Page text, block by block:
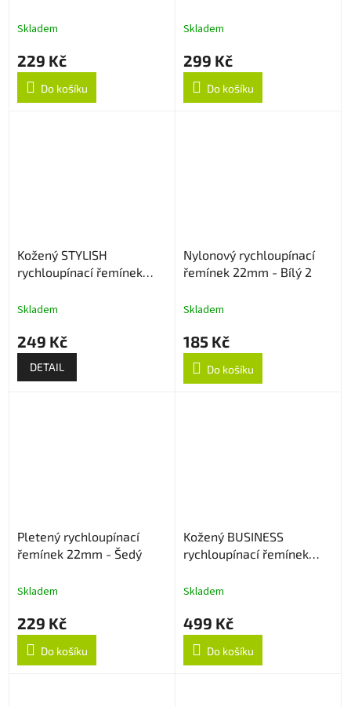
Skladem
229 Kč
Do košíku
Skladem
299 Kč
Do košíku
Kožený STYLISH
rychloupínací řemínek
Skladem
249 Kč
DETAIL
Nylonový rychloupínací
řemínek 22mm - Bílý 2
Skladem
185 Kč
Do košíku
Pletený rychloupínací
řemínek 22mm - Šedý
Skladem
229 Kč
Do košíku
Kožený BUSINESS
rychloupínací řemínek
Skladem
499 Kč
Do košíku